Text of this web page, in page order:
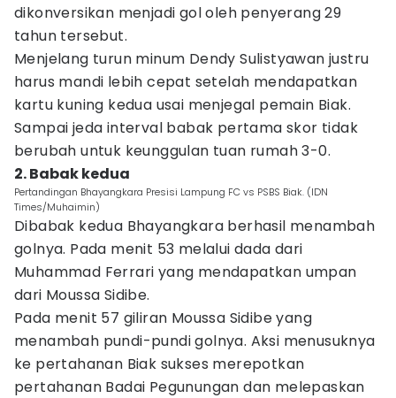
dikonversikan menjadi gol oleh penyerang 29
tahun tersebut.
Menjelang turun minum Dendy Sulistyawan justru
harus mandi lebih cepat setelah mendapatkan
kartu kuning kedua usai menjegal pemain Biak.
Sampai jeda interval babak pertama skor tidak
berubah untuk keunggulan tuan rumah 3-0.
2. Babak kedua
Pertandingan Bhayangkara Presisi Lampung FC vs PSBS Biak. (IDN
Times/Muhaimin)
Dibabak kedua Bhayangkara berhasil menambah
golnya. Pada menit 53 melalui dada dari
Muhammad Ferrari yang mendapatkan umpan
dari Moussa Sidibe.
Pada menit 57 giliran Moussa Sidibe yang
menambah pundi-pundi golnya. Aksi menusuknya
ke pertahanan Biak sukses merepotkan
pertahanan Badai Pegunungan dan melepaskan